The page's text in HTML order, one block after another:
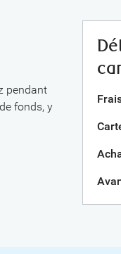
pendant
fonds, y